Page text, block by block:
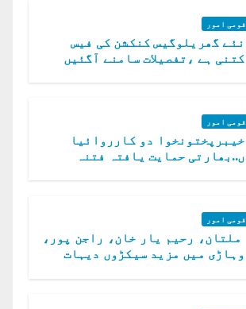
قومی امور
نئے گھریلوگیس کنکشن کی فیس
کتنی ہے ،تفصیلات سامنے آگئیں
قومی امور
خیبرپختونخوا دو کارروائیا
ں..بھارتی حمایت یافتہ فتنہ
قومی امور
ملتان، رحیم یار خان، راجن پور،
وہاڑی میں مزید سیکڑوں دیہات